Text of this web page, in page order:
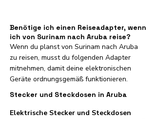
Benötige ich einen Reiseadapter, wenn
ich von Surinam nach Aruba reise?
Wenn du planst von Surinam nach Aruba
zu reisen, musst du folgenden Adapter
mitnehmen, damit deine elektronischen
Geräte ordnungsgemäß funktionieren.
Stecker und Steckdosen in Aruba
Elektrische Stecker und Steckdosen